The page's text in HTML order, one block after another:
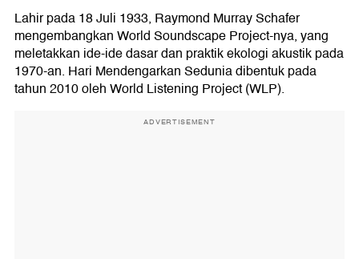
Lahir pada 18 Juli 1933, Raymond Murray Schafer
mengembangkan World Soundscape Project-nya, yang
meletakkan ide-ide dasar dan praktik ekologi akustik pada
1970-an. Hari Mendengarkan Sedunia dibentuk pada
tahun 2010 oleh World Listening Project (WLP).
ADVERTISEMENT